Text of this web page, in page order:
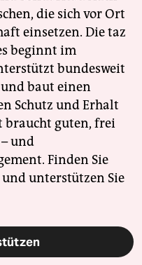
die sich vor Ort
einsetzen. Die taz
beginnt im
bundesweit
baut einen
Schutz und Erhalt
braucht guten, frei
und
Finden Sie
unterstützen Sie